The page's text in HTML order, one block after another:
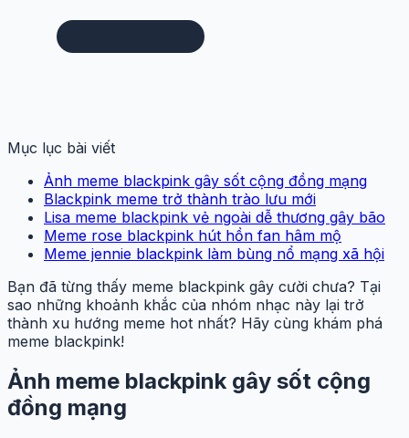
Mục lục bài viết
Ảnh meme blackpink gây sốt cộng đồng mạng
Blackpink meme trở thành trào lưu mới
Lisa meme blackpink vẻ ngoài dễ thương gây bão
Meme rose blackpink hút hồn fan hâm mộ
Meme jennie blackpink làm bùng nổ mạng xã hội
Bạn đã từng thấy meme blackpink gây cười chưa? Tại
sao những khoảnh khắc của nhóm nhạc này lại trở
thành xu hướng meme hot nhất? Hãy cùng khám phá
meme blackpink!
Ảnh meme blackpink gây sốt cộng
đồng mạng